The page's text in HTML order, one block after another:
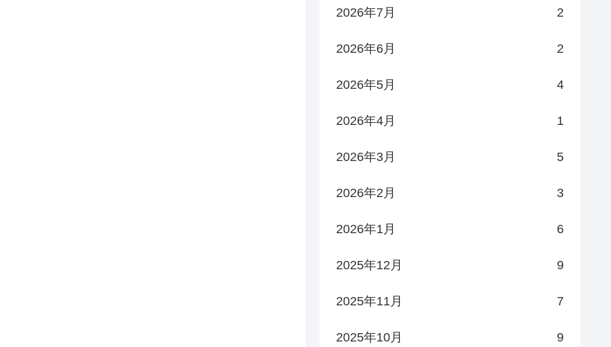
2026年7月 2
2026年6月 2
2026年5月 4
2026年4月 1
2026年3月 5
2026年2月 3
2026年1月 6
2025年12月 9
2025年11月 7
2025年10月 9